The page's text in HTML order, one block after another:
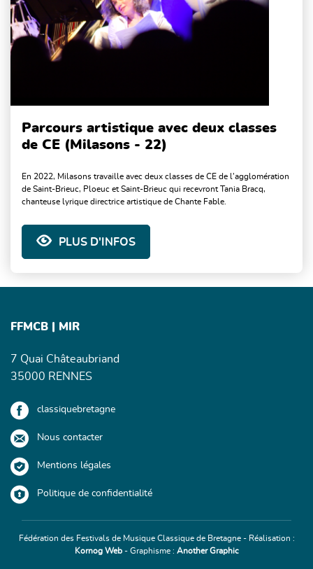
Parcours artistique avec deux classes
de CE (Milasons - 22)
En 2022, Milasons travaille avec deux classes de CE de l’agglomération
de Saint-Brieuc, Ploeuc et Saint-Brieuc qui recevront Tania Bracq,
chanteuse lyrique directrice artistique de Chante Fable.
PLUS D'INFOS
FFMCB | MIR
7 Quai Châteaubriand
35000 RENNES
classiquebretagne
Nous contacter
Mentions légales
Politique de confidentialité
Fédération des Festivals de Musique Classique de Bretagne - Réalisation :
Kornog Web- Graphisme : Another Graphic